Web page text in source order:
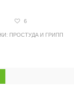
6
ПРОСТУДА И ГРИПП